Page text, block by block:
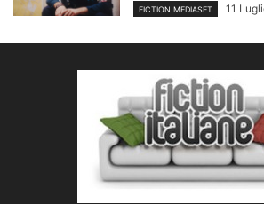
FICTION MEDIASET 11